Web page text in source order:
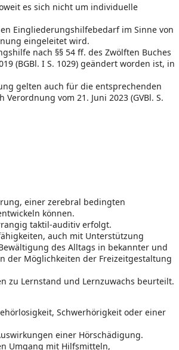
es sich nicht um individuelle
Eingliederungshilfebedarf im Sinne von
eingeleitet wird.
nach §§ 54 ff. des Zwölften Buches
(BGBl. I S. 1029) geändert worden ist, in
gelten auch für die entsprechenden
vom 21. Juni 2023 (GVBl. S.
einer zerebral bedingten
können.
taktil-auditiv erfolgt.
auch mit Unterstützung
des Alltags in bekannter und
der Möglichkeiten der Freizeitgestaltung
zu Lernstand und Lernzuwachs beurteilt.
Schwerhörigkeit oder einer
einer Hörschädigung.
Umgang mit Hilfsmitteln,